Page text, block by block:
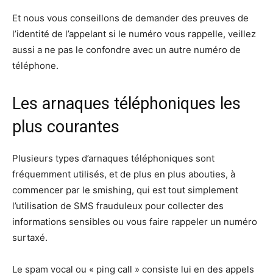
Et nous vous conseillons de demander des preuves de
l’identité de l’appelant si le numéro vous rappelle, veillez
aussi a ne pas le confondre avec un autre numéro de
téléphone.
Les arnaques téléphoniques les
plus courantes
Plusieurs types d’arnaques téléphoniques sont
fréquemment utilisés, et de plus en plus abouties, à
commencer par le smishing, qui est tout simplement
l’utilisation de SMS frauduleux pour collecter des
informations sensibles ou vous faire rappeler un numéro
surtaxé.
Le spam vocal ou « ping call » consiste lui en des appels